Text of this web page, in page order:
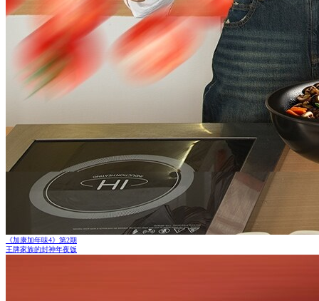
《加康加年味4》第2期
王牌家族的封神年夜饭